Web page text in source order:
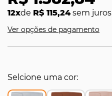
12xde R$ 115,24sem juros
Ver opções de pagamento
Selcione uma cor